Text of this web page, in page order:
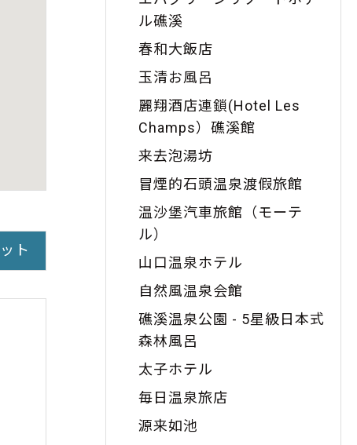
ト
ル礁溪
春和大飯店
玉清お風呂
麗翔酒店連鎖(Hotel Les
Champs）礁溪館
来去泡湯坊
冒煙的石頭温泉渡假旅館
温沙堡汽車旅館（モーテ
ル）
山口温泉ホテル
自然風温泉会館
礁溪温泉公園 - 5星級日本式
森林風呂
太子ホテル
毎日温泉旅店
源来如池